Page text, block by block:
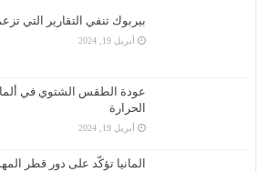
بيربوك تنفي التقارير التي
أبريل 19, 2024
عودة الطقس الشتوي في
الحرارة
أبريل 19, 2024
المانيا تؤكّد على دور قطر